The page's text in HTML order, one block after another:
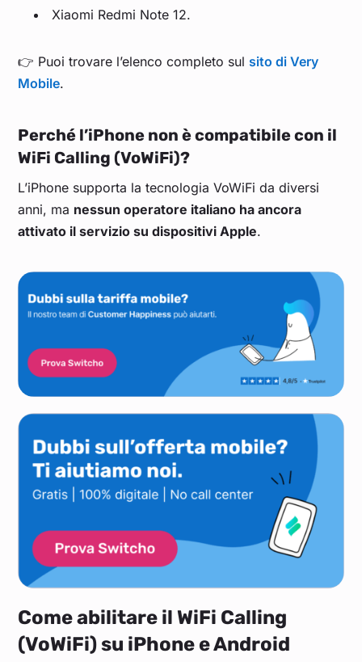
Xiaomi Redmi Note 12.
👉 Puoi trovare l’elenco completo sul sito di Very
Mobile.
Perché l’iPhone non è compatibile con il
WiFi Calling (VoWiFi)?
L’iPhone supporta la tecnologia VoWiFi da diversi
anni, ma nessun operatore italiano ha ancora
attivato il servizio su dispositivi Apple.
Come abilitare il WiFi Calling
(VoWiFi) su iPhone e Android